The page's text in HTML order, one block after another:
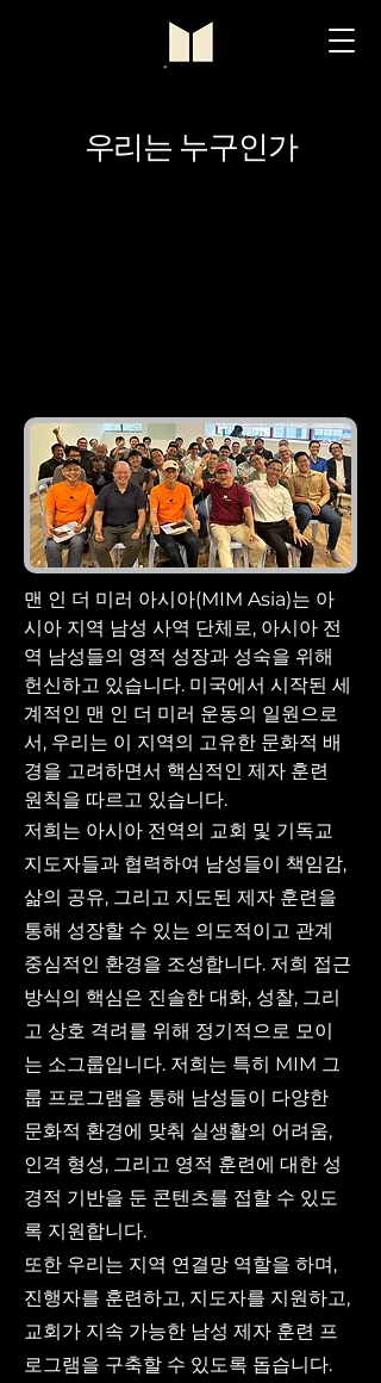
우리는 누구인가
맨 인 더 미러 아시아(MIM Asia)는 아
시아 지역 남성 사역 단체로, 아시아 전
역 남성들의 영적 성장과 성숙을 위해
헌신하고 있습니다. 미국에서 시작된 세
계적인 맨 인 더 미러 운동의 일원으로
서, 우리는 이 지역의 고유한 문화적 배
경을 고려하면서 핵심적인 제자 훈련
원칙을 따르고 있습니다.
저희는 아시아 전역의 교회 및 기독교
지도자들과 협력하여 남성들이 책임감,
삶의 공유, 그리고 지도된 제자 훈련을
통해 성장할 수 있는 의도적이고 관계
중심적인 환경을 조성합니다. 저희 접근
방식의 핵심은 진솔한 대화, 성찰, 그리
고 상호 격려를 위해 정기적으로 모이
는 소그룹입니다. 저희는 특히 MIM 그
룹 프로그램을 통해 남성들이 다양한
문화적 환경에 맞춰 실생활의 어려움,
인격 형성, 그리고 영적 훈련에 대한 성
경적 기반을 둔 콘텐츠를 접할 수 있도
록 지원합니다.
또한 우리는 지역 연결망 역할을 하며,
진행자를 훈련하고, 지도자를 지원하고,
교회가 지속 가능한 남성 제자 훈련 프
로그램을 구축할 수 있도록 돕습니다.